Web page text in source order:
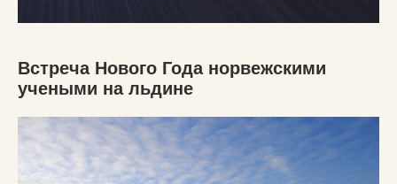
Встреча Нового Года норвежскими
учеными на льдине